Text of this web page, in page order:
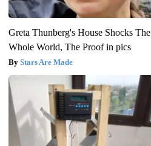
Greta Thunberg's House Shocks The
Whole World, The Proof in pics
Stars Are Made